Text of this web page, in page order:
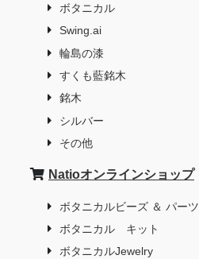
ボタニカル
Swing.ai
輪島の漆
すくも藍銘木
銘木
シルバー
その他
Natioオンラインショップ
ボタニカルビーズ ＆ パーツ
ボタニカル キット
ボタニカルJewelry